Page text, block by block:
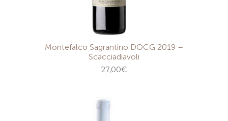
Montefalco Sagrantino DOCG 2019 –
Scacciadiavoli
27,00€